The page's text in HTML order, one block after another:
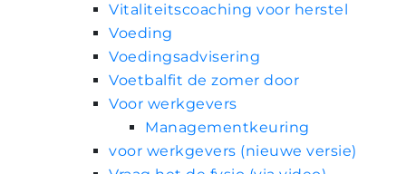
Vitaliteitscoaching voor herstel
Voeding
Voedingsadvisering
Voetbalfit de zomer door
Voor werkgevers
Managementkeuring
voor werkgevers (nieuwe versie)